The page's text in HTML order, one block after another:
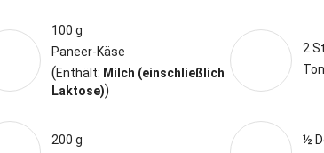
100 g
Paneer-Käse
(Enthält: Milch (einschließlich
Laktose))
2
200 g
½